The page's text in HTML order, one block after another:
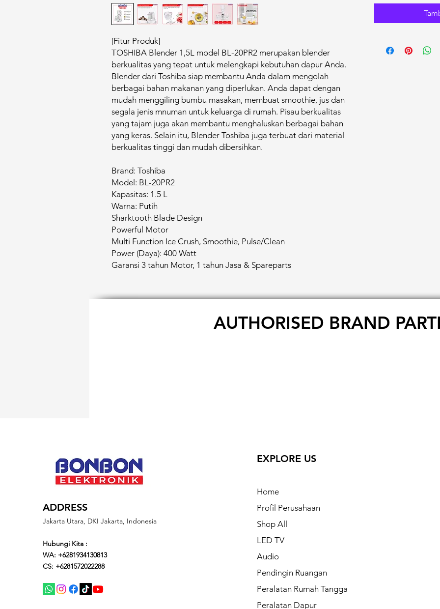
[Fitur Produk]
TOSHIBA Blender 1,5L model BL-20PR2 merupakan blender
berkualitas yang tepat untuk melengkapi kebutuhan dapur Anda.
Blender dari Toshiba siap membantu Anda dalam mengolah
berbagai bahan makanan yang diperlukan. Anda dapat dengan
mudah menggiling bumbu masakan, membuat smoothie, jus dan
segala jenis mnuman untuk keluarga di rumah. Pisau berkualitas
yang tajam juga akan membantu menghaluskan berbagai bahan
yang keras. Selain itu, Blender Toshiba juga terbuat dari material
berkualitas tinggi dan mudah dibersihkan.
Brand: Toshiba
Model: BL-20PR2
Kapasitas: 1.5 L
Warna: Putih
Sharktooth Blade Design
Powerful Motor
Multi Function Ice Crush, Smoothie, Pulse/Clean
Power (Daya): 400 Watt
Garansi 3 tahun Motor, 1 tahun Jasa & Spareparts
AUTHORISED BRAND
ADDRESS
Jakarta Utara, DKI Jakarta, Indonesia
Hubungi Kita :
WA: +6281934130813
CS: +6281572022288
EXPLORE US
Home
Profil Perusahaan
Shop All
LED TV
Audio
Pendingin Ruangan
Peralatan Rumah Tangga
Peralatan Dapur